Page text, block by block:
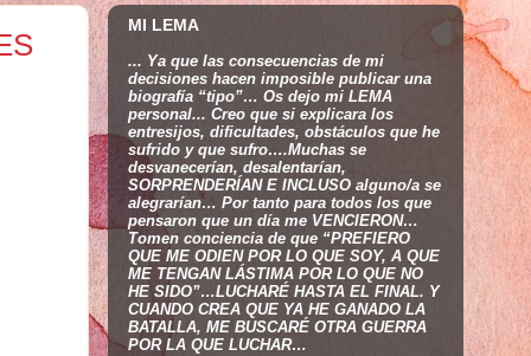
MI LEMA
... Ya que las consecuencias de mi
decisiones hacen imposible publicar una
biografía “tipo”… Os dejo mi LEMA
personal... Creo que si explicara los
entresijos, dificultades, obstáculos que he
sufrido y que sufro….Muchas se
desvanecerían, desalentarían,
SORPRENDERÍAN E INCLUSO alguno/a se
alegrarían… Por tanto para todos los que
pensaron que un día me VENCIERON…
Tomen conciencia de que “PREFIERO
QUE ME ODIEN POR LO QUE SOY, A QUE
ME TENGAN LÁSTIMA POR LO QUE NO
HE SIDO”…LUCHARÉ HASTA EL FINAL. Y
CUANDO CREA QUE YA HE GANADO LA
BATALLA, ME BUSCARÉ OTRA GUERRA
POR LA QUE LUCHAR…